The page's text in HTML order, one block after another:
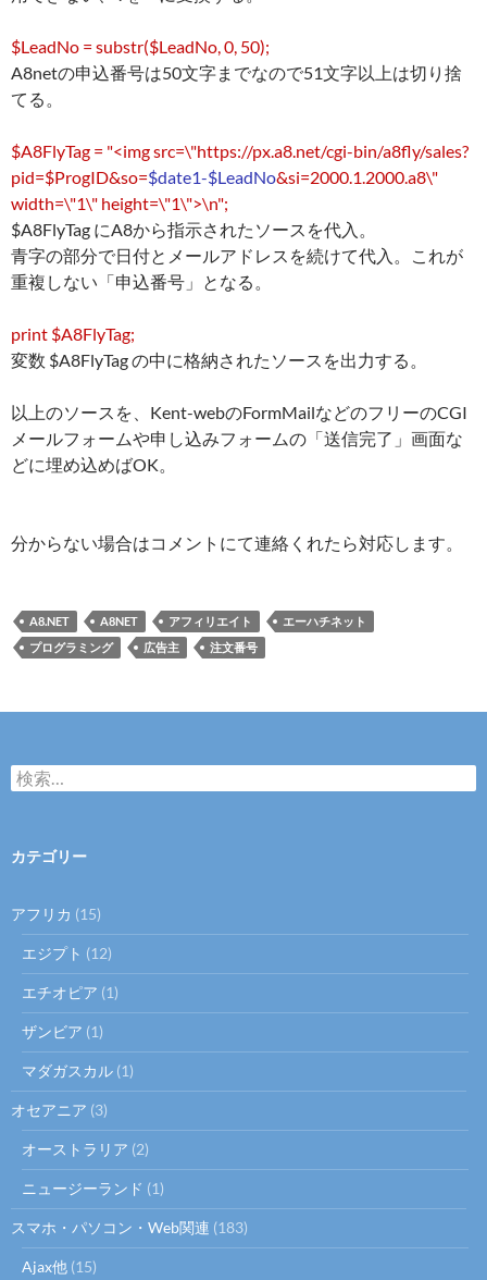
$LeadNo = substr($LeadNo, 0, 50);
A8netの申込番号は50文字までなので51文字以上は切り捨
てる。
$A8FlyTag = "<img src=\"https://px.a8.net/cgi-bin/a8fly/sales?
pid=$ProgID&so=$date1-$LeadNo&si=2000.1.2000.a8\"
width=\"1\" height=\"1\">\n";
$A8FlyTag にA8から指示されたソースを代入。
青字の部分で日付とメールアドレスを続けて代入。これが
重複しない「申込番号」となる。
print $A8FlyTag;
変数 $A8FlyTag の中に格納されたソースを出力する。
以上のソースを、Kent-webのFormMailなどのフリーのCGI
メールフォームや申し込みフォームの「送信完了」画面な
どに埋め込めばOK。
分からない場合はコメントにて連絡くれたら対応します。
A8.NET A8NET アフィリエイト
エーハチネット
プログラミング
広告主 注文番号
検
索:
カテゴリー
アフリカ (15)
エジプト (12)
エチオピア (1)
ザンビア (1)
マダガスカル (1)
オセアニア (3)
オーストラリア (2)
ニュージーランド (1)
スマホ・パソコン・Web関連 (183)
Ajax他 (15)